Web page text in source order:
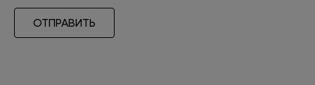
ОТПРАВИТЬ